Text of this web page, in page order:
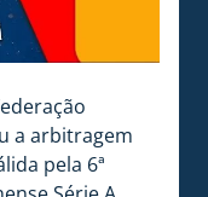
a arbitragem
pela 6ª